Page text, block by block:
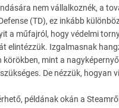
nem vállalkoznék, a
(TD), ez inkább
a műfajról, hogy védelmi
elintézzük. Izgalmasnak
körökben, mint a
De nézzük,
példának okán a